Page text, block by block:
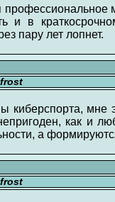
профессиональное
и в
пару лет лопнет.
киберспорта, мне
как и
а